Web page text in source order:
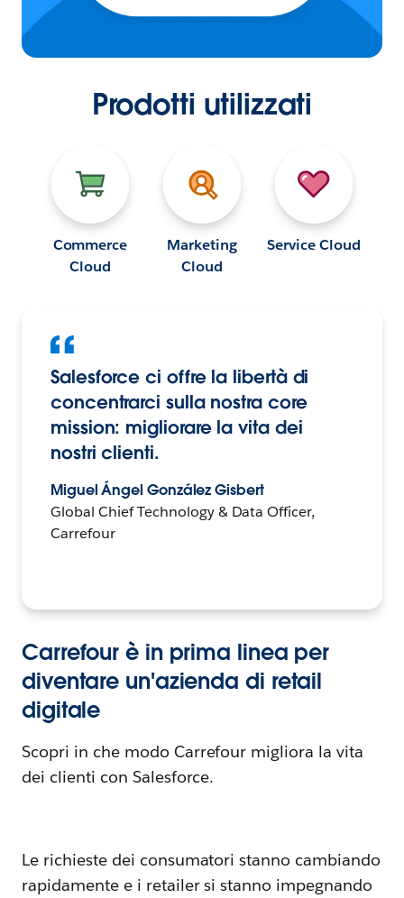
Prodotti utilizzati
Commerce
Cloud
Marketing
Cloud
Service Cloud
Salesforce ci offre la libertà di
concentrarci sulla nostra core
mission: migliorare la vita dei
nostri clienti.
Miguel Ángel González Gisbert
Global Chief Technology & Data Officer,
Carrefour
Carrefour è in prima linea per
diventare un'azienda di retail
digitale
Scopri in che modo Carrefour migliora la vita
dei clienti con Salesforce.
Le richieste dei consumatori stanno cambiando
rapidamente e i retailer si stanno impegnando